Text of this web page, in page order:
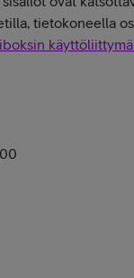
tietokoneella